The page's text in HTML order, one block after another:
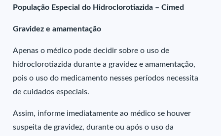
População Especial do Hidroclorotiazida – Cimed
Gravidez e amamentação
Apenas o médico pode decidir sobre o uso de
hidroclorotiazida durante a gravidez e amamentação,
pois o uso do medicamento nesses períodos necessita
de cuidados especiais.
Assim, informe imediatamente ao médico se houver
suspeita de gravidez, durante ou após o uso da